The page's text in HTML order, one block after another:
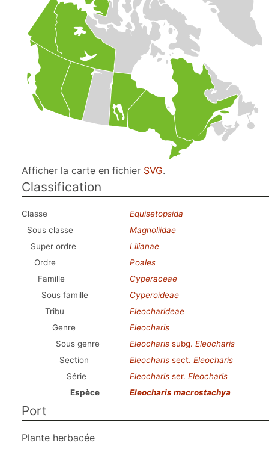
Afficher la carte en fichier SVG.
Classification
Classe
Equisetopsida
Sous classe
Magnoliidae
Super ordre
Lilianae
Ordre
Poales
Famille
Cyperaceae
Sous famille
Cyperoideae
Tribu
Eleocharideae
Genre
Eleocharis
Sous genre
Eleocharis subg. Eleocharis
Section
Eleocharis sect. Eleocharis
Série
Eleocharis ser. Eleocharis
Espèce
Eleocharis macrostachya
Port
Plante herbacée